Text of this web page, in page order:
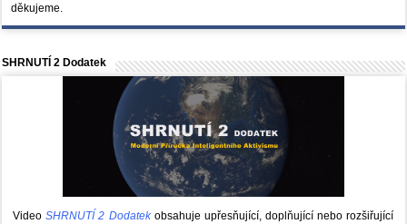
děkujeme.
SHRNUTÍ 2 Dodatek
VideoSHRNUTÍ 2 Dodatekobsahuje upřesňující, doplňující nebo rozšiřující